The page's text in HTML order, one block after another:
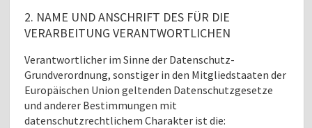
2. NAME UND ANSCHRIFT DES FÜR DIE
VERARBEITUNG VERANTWORTLICHEN
Verantwortlicher im Sinne der Datenschutz-
Grundverordnung, sonstiger in den Mitgliedstaaten der
Europäischen Union geltenden Datenschutzgesetze
und anderer Bestimmungen mit
datenschutzrechtlichem Charakter ist die: